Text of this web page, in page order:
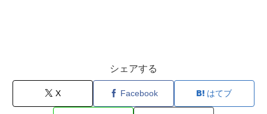
シェアする
X Facebook はてブ